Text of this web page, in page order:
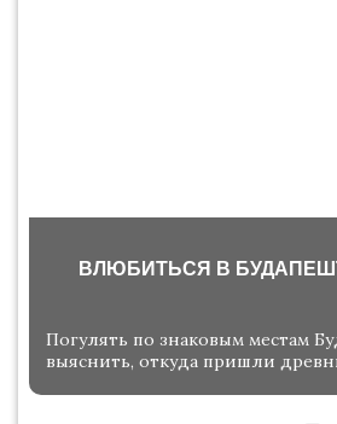
ВЛЮБИТЬСЯ В
Погулять по знаковым местам
выяснить, откуда пришли